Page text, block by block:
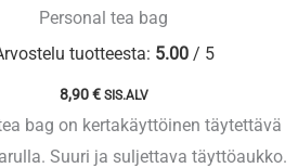
Personal tea bag
tuotteesta: 5.00/ 5
8,90€ SIS.ALV
bag on kertakäyttöinen täytettävä
Suuri ja suljettava täyttöaukko.